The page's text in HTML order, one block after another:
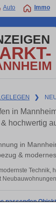
Auto Immo
❯
in
hochwertig
in
&
Technik,
passenden